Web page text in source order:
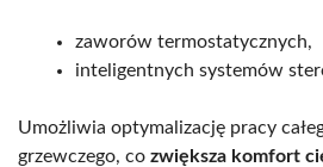
zaworów termostatycznych,
inteligentnych systemów
Umożliwia optymalizację pracy
grzewczego, co zwiększa komfort